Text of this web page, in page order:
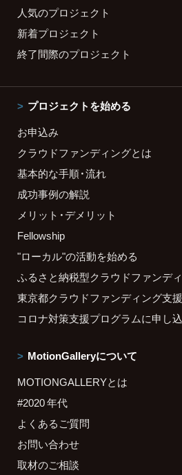
人気のプロジェクト
新着プロジェクト
終了間際のプロジェクト
プロジェクトを始める
お申込み
クラウドファンディングとは
基本的な手順・流れ
成功事例の解説
メリット・デメリット
Fellowship
"ローカル"の活動を始める
ふるさと納税型クラウドファンデ
東京都クラウドファンディング支
コロナ対策支援プログラムに申し
MotionGalleryについて
MOTIONGALLERYとは
#2020 年代
よくあるご質問
お問い合わせ
取材のご相談